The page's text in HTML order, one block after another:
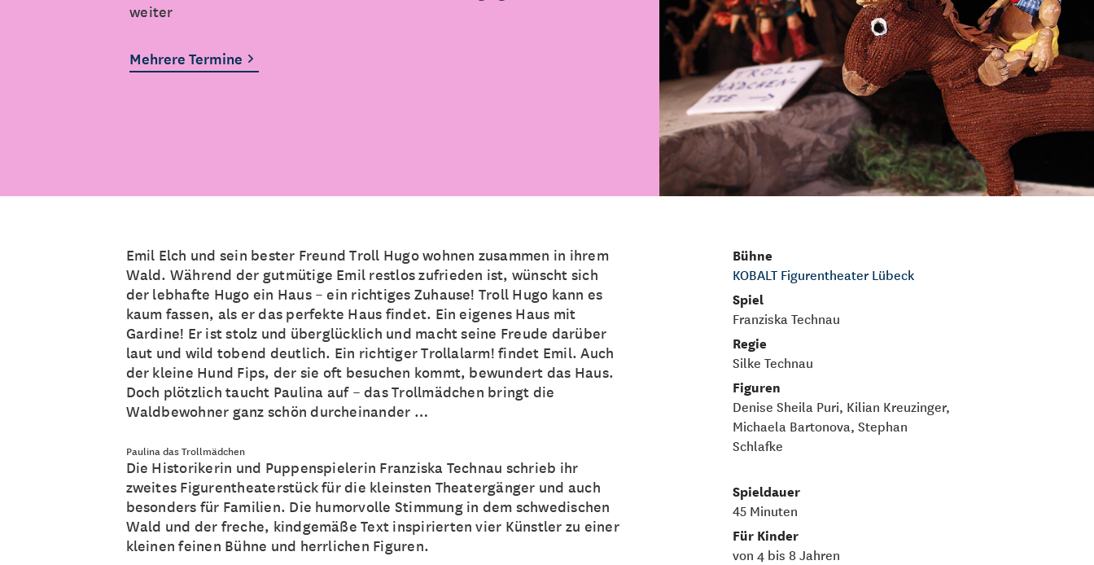
weiter
Mehrere Termine
Emil Elch und sein bester Freund Troll Hugo wohnen zusammen in ihrem
Wald. Während der gutmütige Emil restlos zufrieden ist, wünscht sich
der lebhafte Hugo ein Haus – ein richtiges Zuhause! Troll Hugo kann es
kaum fassen, als er das perfekte Haus findet. Ein eigenes Haus mit
Gardine! Er ist stolz und überglücklich und macht seine Freude darüber
laut und wild tobend deutlich. Ein richtiger Trollalarm! findet Emil. Auch
der kleine Hund Fips, der sie oft besuchen kommt, bewundert das Haus.
Doch plötzlich taucht Paulina auf – das Trollmädchen bringt die
Waldbewohner ganz schön durcheinander …
Paulina das Trollmädchen
Die Historikerin und Puppenspielerin Franziska Technau schrieb ihr
zweites Figurentheaterstück für die kleinsten Theatergänger und auch
besonders für Familien. Die humorvolle Stimmung in dem schwedischen
Wald und der freche, kindgemäße Text inspirierten vier Künstler zu einer
kleinen feinen Bühne und herrlichen Figuren.
Bühne
KOBALT Figurentheater Lübeck
Spiel
Franziska Technau
Regie
Silke Technau
Figuren
Denise Sheila Puri, Kilian Kreuzinger,
Michaela Bartonova, Stephan
Schlafke
Spieldauer
45 Minuten
Für Kinder
von 4 bis 8 Jahren